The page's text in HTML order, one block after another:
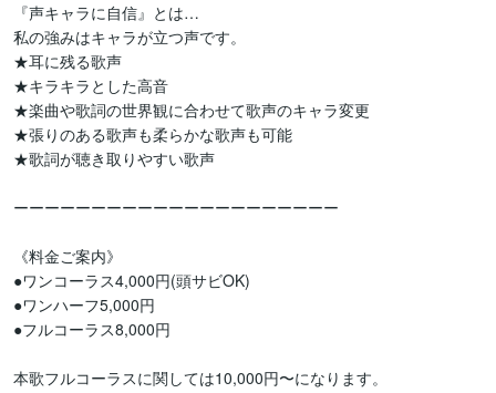
『声キャラに自信』とは…
私の強みはキャラが立つ声です。
★耳に残る歌声
★キラキラとした高音
★楽曲や歌詞の世界観に合わせて歌声のキャラ変更
★張りのある歌声も柔らかな歌声も可能
★歌詞が聴き取りやすい歌声
ーーーーーーーーーーーーーーーーーーーーー
《料金ご案内》
●ワンコーラス4,000円(頭サビOK)
●ワンハーフ5,000円
●フルコーラス8,000円
本歌フルコーラスに関しては10,000円〜になります。